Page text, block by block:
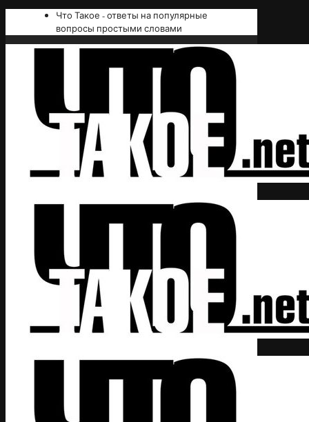
Что Такое - ответы на популярные
вопросы простыми словами